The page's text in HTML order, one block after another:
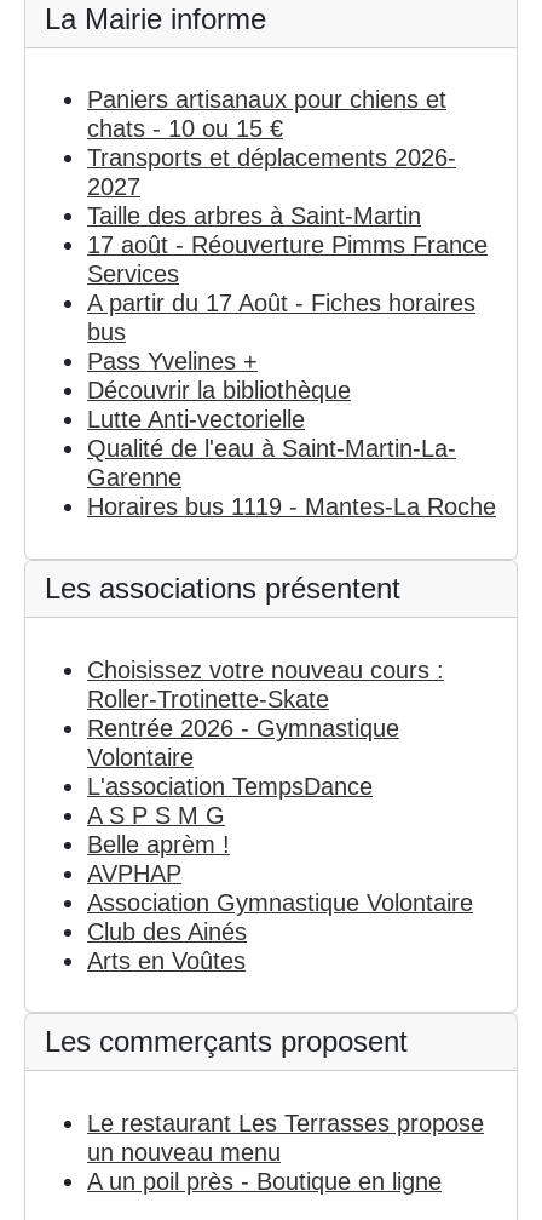
La Mairie informe
Paniers artisanaux pour chiens et
chats - 10 ou 15 €
Transports et déplacements 2026-
2027
Taille des arbres à Saint-Martin
17 août - Réouverture Pimms France
Services
A partir du 17 Août - Fiches horaires
bus
Pass Yvelines +
Découvrir la bibliothèque
Lutte Anti-vectorielle
Qualité de l'eau à Saint-Martin-La-
Garenne
Horaires bus 1119 - Mantes-La Roche
Les associations présentent
Choisissez votre nouveau cours :
Roller-Trotinette-Skate
Rentrée 2026 - Gymnastique
Volontaire
L'association TempsDance
A S P S M G
Belle aprèm !
AVPHAP
Association Gymnastique Volontaire
Club des Ainés
Arts en Voûtes
Les commerçants proposent
Le restaurant Les Terrasses propose
un nouveau menu
A un poil près - Boutique en ligne